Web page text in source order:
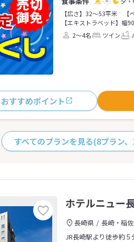
【広さ】32～53平米
【エキストラベッド】幅
2～4名
ツイン
おすすめポイント
すべてのプランを見る(8プラン
ホテルニュー
長崎県 長崎・稲
JR長崎駅より徒歩約５